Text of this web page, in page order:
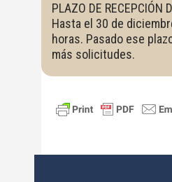
PLAZO DE RECEPCIÓN
Hasta el 30 de
horas. Pasado ese
más solicitudes.